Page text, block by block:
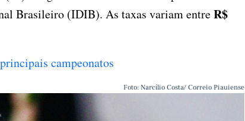
Brasileiro (IDIB). As taxas variam entreR$
campeonatos
Foto: Narcílio Costa/ Correio Piauiense